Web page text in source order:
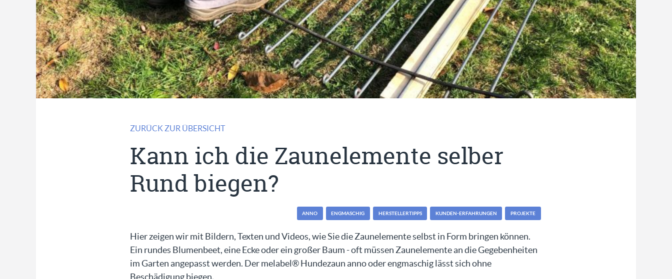
ZURÜCK ZUR ÜBERSICHT
Kann ich die Zaunelemente selber
Rund biegen?
ANNO ENGMASCHIG HERSTELLERTIPPS KUNDEN-ERFAHRUNGEN PROJEKTE
Hier zeigen wir mit Bildern, Texten und Videos, wie Sie die Zaunelemente selbst in Form bringen können.
Ein rundes Blumenbeet, eine Ecke oder ein großer Baum - oft müssen Zaunelemente an die Gegebenheiten
im Garten angepasst werden. Der melabel® Hundezaun anno oder engmaschig lässt sich ohne